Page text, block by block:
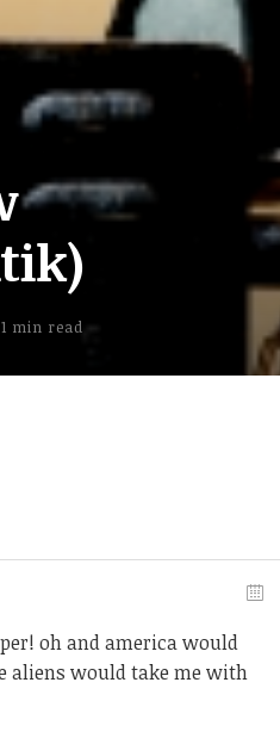
1 min read
oh and america would
aliens would take me with